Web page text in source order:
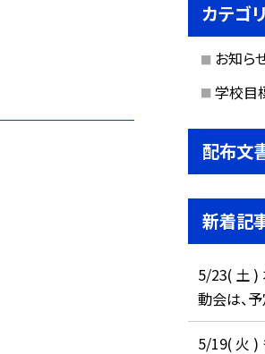
カテゴリ
お知ら
学校目
配布文
新着記
5/23( 土 )
動会は、
5/19( 火 )